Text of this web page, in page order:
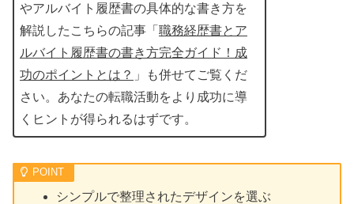
やアルバイト履歴書の具体的な書き方を
解説したこちらの記事「 職務経歴書とア
ルバイト履歴書の書き方完全ガイド！成
功のポイントとは？ 」も併せてご覧くだ
さい。あなたの転職活動をより成功に導
くヒントが得られるはずです。
シンプルで整理されたデザインを選ぶ